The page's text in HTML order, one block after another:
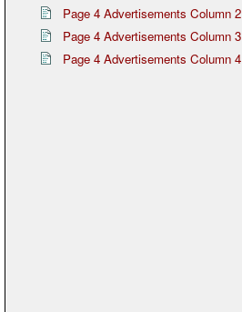
Page 4 Advertisements Column 2
Page 4 Advertisements Column 3
Page 4 Advertisements Column 4